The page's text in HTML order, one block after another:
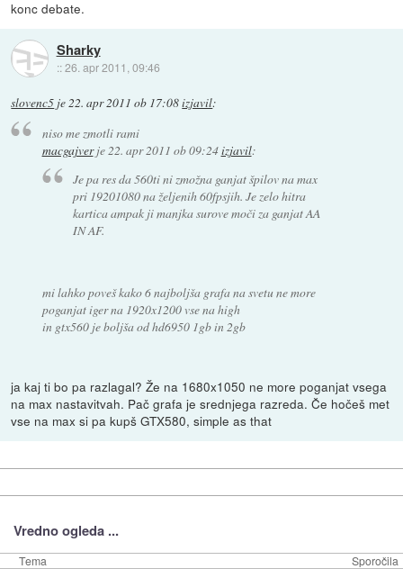
konc debate.
Sharky
::26. apr 2011, 09:46
slovenc5 je22. apr 2011 ob 17:08izjavil:
niso me zmotli rami
macgajverje 22. apr 2011 ob 09:24izjavil:
Je pa res da 560ti ni zmožna ganjat špilov na max
pri 19201080 na željenih 60fpsjih. Je zelo hitra
kartica ampak ji manjka surove moči za ganjat AA
IN AF.
mi lahko poveš kako 6 najboljša grafa na svetu ne more
poganjat iger na 1920x1200 vse na high
in gtx560 je boljša od hd6950 1gb in 2gb
ja kaj ti bo pa razlagal? Že na 1680x1050 ne more poganjat vsega
na max nastavitvah. Pač grafa je srednjega razreda. Če hočeš met
vse na max si pa kupš GTX580, simple as that
Vredno ogleda ...
Tema Sporočila